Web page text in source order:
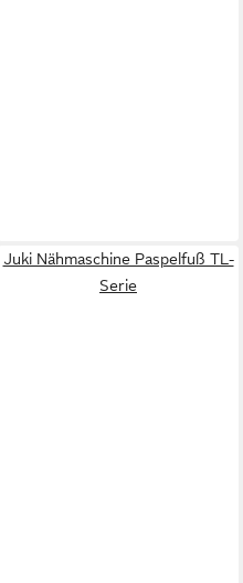
Juki Nähmaschine Paspelfuß TL-
Serie